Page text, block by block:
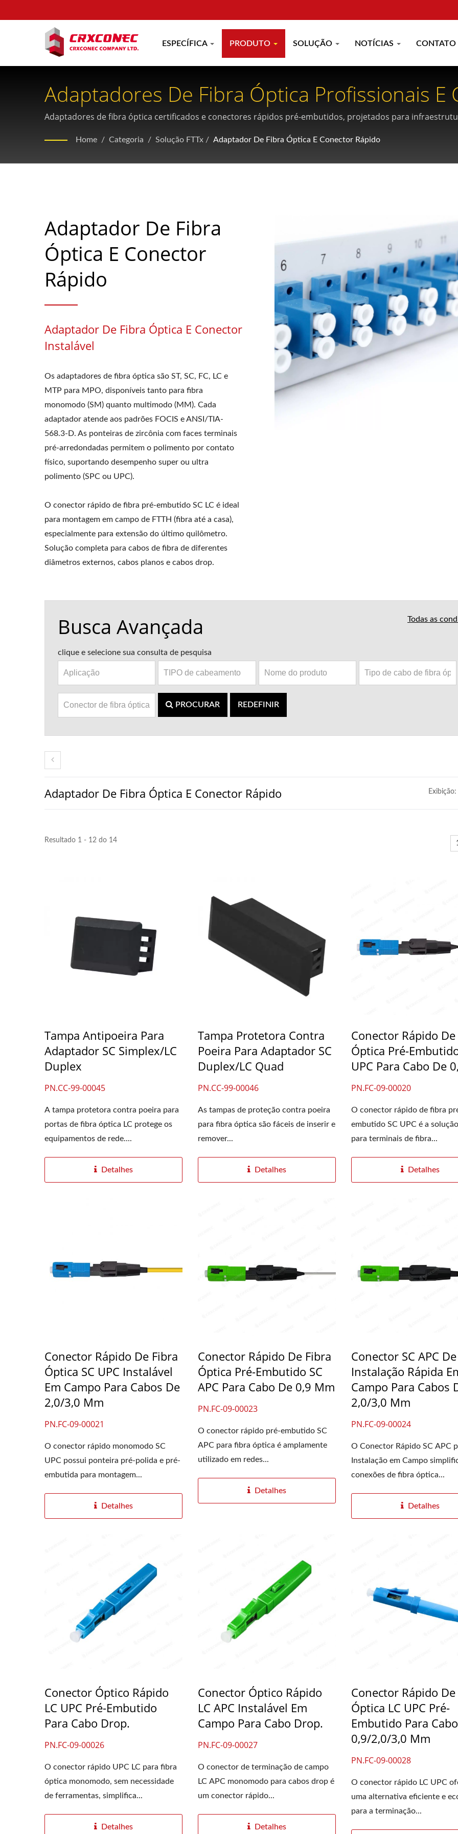
ESPECÍFICA PRODUTO SOLUÇÃO NOTÍCIAS CONTATO
Adaptadores De Fibra Óptica Profissionais E
Para Aplicações FTTH
Adaptadores de fibra óptica certificados e conectores rápidos pré-embutidos, projetados para
Home / Categoria / Solução FTTx / Adaptador De Fibra Óptica E Conector Rápido
Adaptador De Fibra
Óptica E Conector
Rápido
Adaptador De Fibra Óptica E Conector
Instalável
Os adaptadores de fibra óptica são ST, SC, FC, LC e
MTP para MPO, disponíveis tanto para fibra
monomodo (SM) quanto multimodo (MM). Cada
adaptador atende aos padrões FOCIS e ANSI/TIA-
568.3-D. As ponteiras de zircônia com faces terminais
pré-arredondadas permitem o polimento por contato
físico, suportando desempenho super ou ultra
polimento (SPC ou UPC).
O conector rápido de fibra pré-embutido SC LC é ideal
para montagem em campo de FTTH (fibra até a casa),
especialmente para extensão do último quilômetro.
Solução completa para cabos de fibra de diferentes
diâmetros externos, cabos planos e cabos drop.
Todas as
Busca Avançada
clique e selecione sua consulta de pesquisa
PROCURAR REDEFINIR
Adaptador De Fibra Óptica E Conector Rápido Exibição:
Resultado 1 - 12 do 14
Tampa Antipoeira Para
Adaptador SC Simplex/LC
Duplex
PN.CC-99-00045
A tampa protetora contra poeira para
portas de fibra óptica LC protege os
equipamentos de rede....
Detalhes
Tampa Protetora Contra
Poeira Para Adaptador SC
Duplex/LC Quad
PN.CC-99-00046
As tampas de proteção contra poeira
para fibra óptica são fáceis de inserir e
remover...
Detalhes
Conector Rápido
Óptica Pré-
UPC Para Cabo De
PN.FC-09-00020
O conector rápido de fibra
embutido SC UPC é a
para terminais de fibra...
Detalhes
Conector Rápido De Fibra
Óptica SC UPC Instalável
Em Campo Para Cabos De
2,0/3,0 Mm
PN.FC-09-00021
O conector rápido monomodo SC
UPC possui ponteira pré-polida e pré-
embutida para montagem...
Detalhes
Conector Rápido De Fibra
Óptica Pré-Embutido SC
APC Para Cabo De 0,9 Mm
PN.FC-09-00023
O conector rápido pré-embutido SC
APC para fibra óptica é amplamente
utilizado em redes...
Detalhes
Conector SC APC De
Instalação Rápida
Campo Para Cabos
2,0/3,0 Mm
PN.FC-09-00024
O Conector Rápido SC APC
Instalação em Campo
conexões de fibra óptica...
Detalhes
Conector Óptico Rápido
LC UPC Pré-Embutido
Para Cabo Drop.
PN.FC-09-00026
O conector rápido UPC LC para fibra
óptica monomodo, sem necessidade
de ferramentas, simplifica...
Detalhes
Conector Óptico Rápido
LC APC Instalável Em
Campo Para Cabo Drop.
PN.FC-09-00027
O conector de terminação de campo
LC APC monomodo para cabos drop é
um conector rápido...
Detalhes
Conector Rápido
Óptica LC UPC Pré-
Embutido Para
0,9/2,0/3,0 Mm
PN.FC-09-00028
O conector rápido LC UPC
uma alternativa eficiente e
para a terminação...
Painel De Fibra Óptica LGX